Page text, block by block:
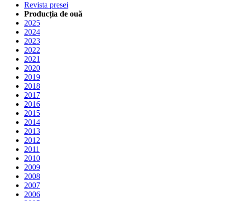
Revista presei
Producția de ouă
2025
2024
2023
2022
2021
2020
2019
2018
2017
2016
2015
2014
2013
2012
2011
2010
2009
2008
2007
2006